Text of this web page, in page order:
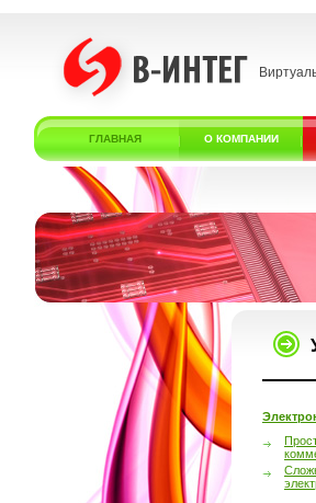
ГЛАВНАЯ О КОМПАНИИ